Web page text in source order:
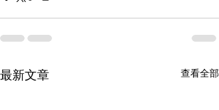
最新文章 查看全部